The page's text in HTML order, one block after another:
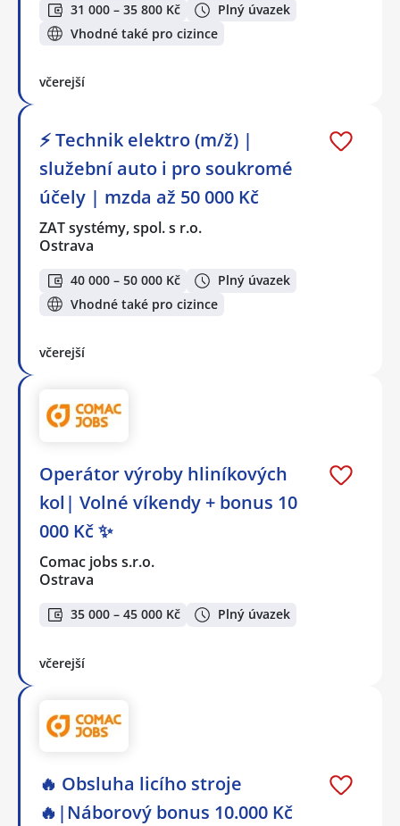
31 000 – 35 800 Kč
Plný úvazek
Vhodné také pro cizince
včerejší
⚡ Technik elektro (m/ž) |
služební auto i pro soukromé
účely | mzda až 50 000 Kč
ZAT systémy, spol. s r.o.
Ostrava
40 000 – 50 000 Kč
Plný úvazek
Vhodné také pro cizince
včerejší
Operátor výroby hliníkových
kol| Volné víkendy + bonus 10
000 Kč ✨
Comac jobs s.r.o.
Ostrava
35 000 – 45 000 Kč Plný úvazek
včerejší
🔥 Obsluha licího stroje
🔥|Náborový bonus 10.000 Kč